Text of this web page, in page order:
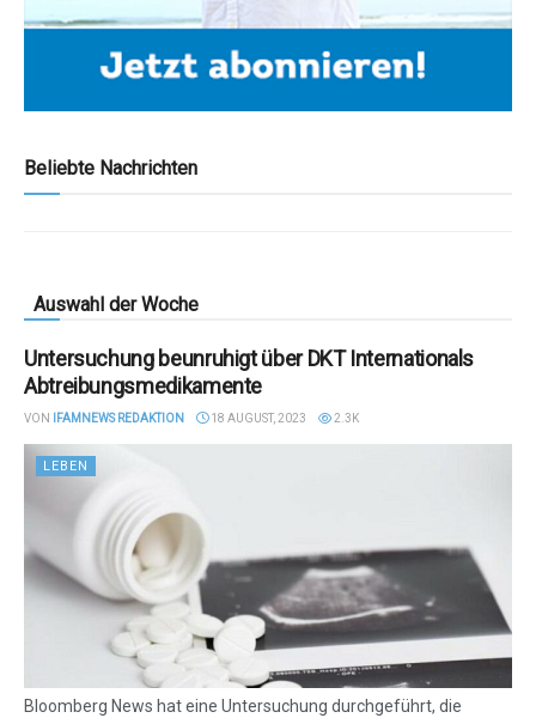
Beliebte Nachrichten
Auswahl der Woche
Untersuchung beunruhigt über DKT Internationals
Abtreibungsmedikamente
VON IFAMNEWS REDAKTION 18 AUGUST, 2023 2.3K
LEBEN
Bloomberg News hat eine Untersuchung durchgeführt, die